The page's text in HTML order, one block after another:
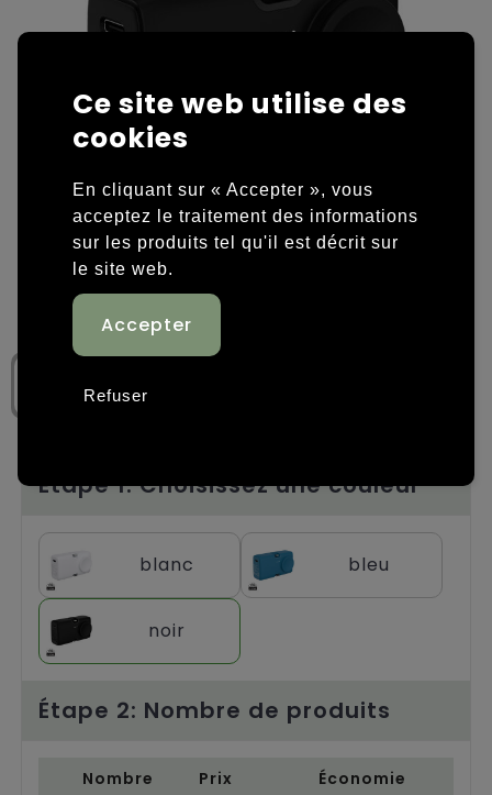
Overige tassen
Sacs en papier
Sacs promotionnels
Sacs de voyage
Sacs à dos
Sacs porté épaule
Sacs de plage
Chariots
Polos
Sweaters personnalisés
T-shirts personnalisés
Vestes personnalisées
Chaussures personnalisées
Étape 1: Choisissez une couleur
blanc bleu
noir
Étape 2: Nombre de produits
Nombre Prix Économie
Ce site web utilise des
cookies
En cliquant sur « Accepter », vous
acceptez le traitement des informations
sur les produits tel qu'il est décrit sur
le site web.
Refuser